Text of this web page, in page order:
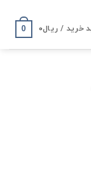
خرید / ریال۰ 0